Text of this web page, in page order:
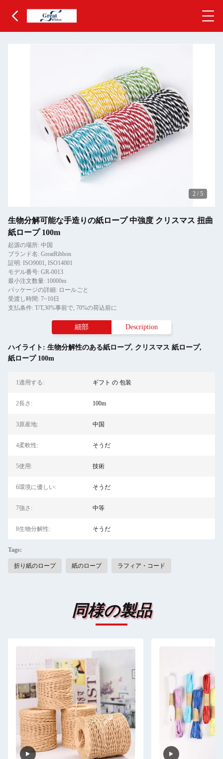
2 / 5
生物分解可能な手造りの紙ロープ 中強度 クリスマス 扭曲
紙ロープ 100m
起源の場所: 中国
ブランド名: GreatRibbon
証明: ISO9001, ISO14001
モデル番号: GR-0013
最小注文数量: 10000m
パッケージの詳細: ロールごと
受渡し時間: 7~10日
支払条件: T/T,30%事前で, 70%の荷込前に
細部 Description
ハイライト: 生物分解性のある紙ロープ, クリスマス 紙ロープ,
紙ロープ 100m
1適用する: ギフト の 包装
2長さ: 100m
3原産地: 中国
4柔軟性: そうだ
5使用: 技術
6環境に優しい: そうだ
7強さ: 中等
8生物分解性: そうだ
Tags:
折り紙のロープ 紙のロープ ラフィア・コード
同様の製品